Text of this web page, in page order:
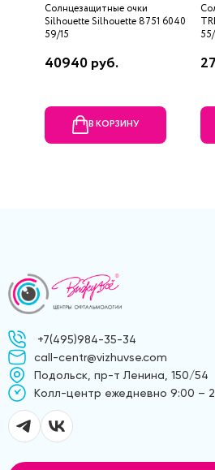
Солнцезащитные очки
Silhouette Silhouette 8751 6040
59/15
40940 руб.
В КОРЗИНУ
+7(495)984-35-34
call-centr@vizhuvse.com
Подольск, пр-т Ленина, 150/54
Kолл-центр ежедневно 9:00 –